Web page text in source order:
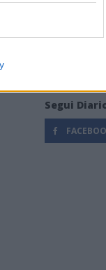
Segui